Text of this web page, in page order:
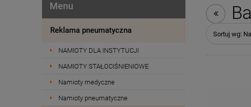
Menu
Reklama pneumatyczna
NAMIOTY DLA INSTYTUCJI
NAMIOTY STAŁOCIŚNIENIOWE
Namioty medyczne
Namioty pneumatyczne
Sortuj wg: